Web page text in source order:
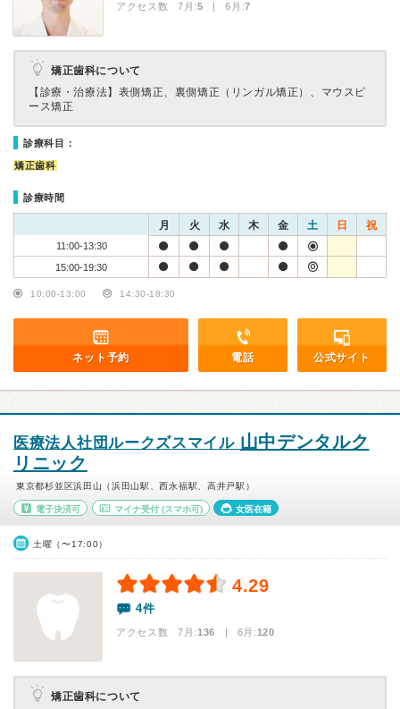
アクセス数 7月:5 | 6月:7
矯正歯科について
【診療・治療法】 表側矯正、裏側矯正（リンガル矯正）、マウスピ
ース矯正
診療科目：
矯正歯科
診療時間
月 火 水 木 金 土 日 祝
11:00-13:30
15:00-19:30
10:00-13:00 14:30-18:30
ネット予約 電話 公式サイト
医療法人社団ルークズスマイル 山中デンタルク
リニック
東京都杉並区浜田山（浜田山駅、西永福駅、高井戸駅）
電子決済可 マイナ受付(スマホ可) 女医在籍
土曜（〜17:00）
4.29
4件
アクセス数 7月:136 | 6月:120
矯正歯科について